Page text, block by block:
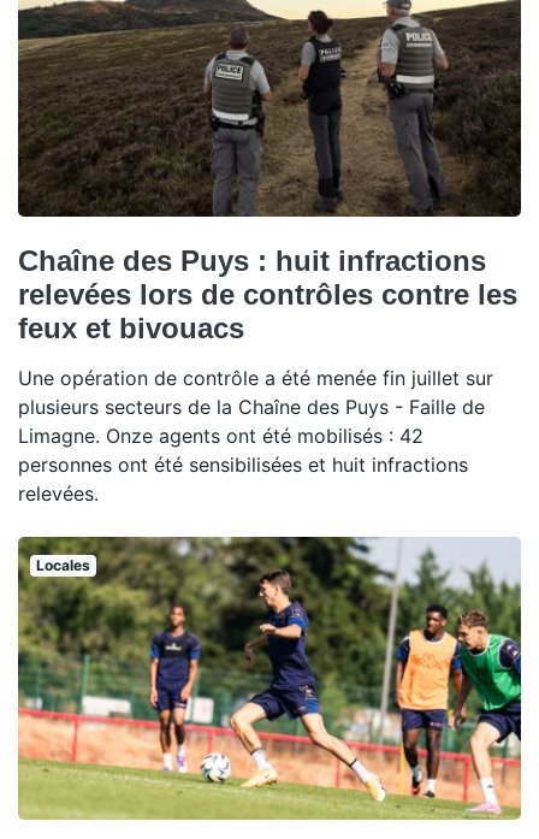
Chaîne des Puys : huit infractions
relevées lors de contrôles contre les
feux et bivouacs
Une opération de contrôle a été menée fin juillet sur
plusieurs secteurs de la Chaîne des Puys - Faille de
Limagne. Onze agents ont été mobilisés : 42
personnes ont été sensibilisées et huit infractions
relevées.
Locales